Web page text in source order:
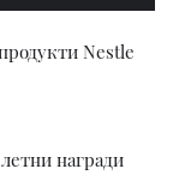
Nestle
награди